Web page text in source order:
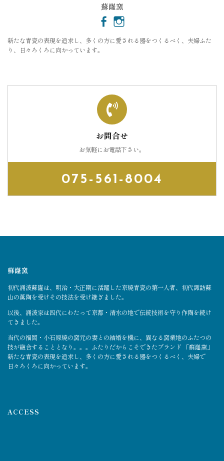
蘇嶐窯
新たな青瓷の表現を追求し、多くの方に愛される器をつくるべく、夫婦ふた
り、日々ろくろに向かっています。
お問合せ
お気軽にお電話下さい。
075-561-8004
蘇嶐窯
初代涌波蘇嶐は、明治・大正期に活躍した京焼青瓷の第一人者、初代諏訪蘇
山の薫陶を受けその技法を受け継ぎました。
以後、涌波家は四代にわたって京都・清水の地で伝統技術を守り作陶を続け
てきました。
当代の福岡・小石原焼の窯元の妻との結婚を機に、異なる窯業地のふたつの
技が融合することとなり。。。ふたりだからこそできたブランド 「蘇嶐窯」
新たな青瓷の表現を追求し、多くの方に愛される器をつくるべく、夫婦で
日々ろくろに向かっています。
ACCESS